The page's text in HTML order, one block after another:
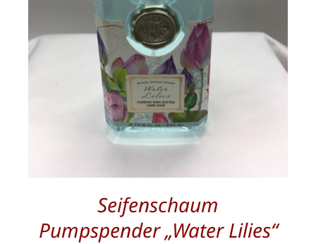
/ DETAILS
Seifenschaum
Pumpspender „Water Lilies“